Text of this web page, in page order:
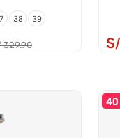
38 39
329.90 S/
40